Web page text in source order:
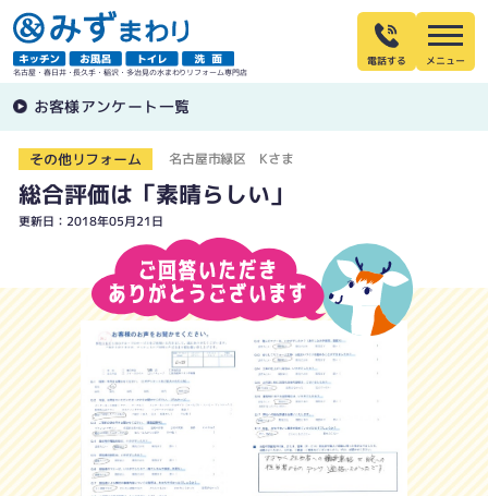
名古屋・春日井・長久手・稲沢・多治見の水まわりリフォーム専門店
電話する
お客様アンケート一覧
その他リフォーム 名古屋市緑区 Kさま
総合評価は「素晴らしい」
更新日：2018年05月21日